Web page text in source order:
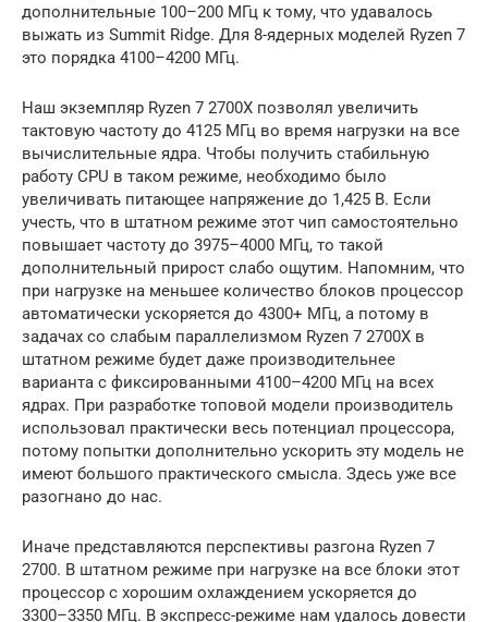
дополнительные 100–200 МГц к тому, что удавалось
выжать из Summit Ridge. Для 8-ядерных моделей Ryzen 7
это порядка 4100–4200 МГц.
Наш экземпляр Ryzen 7 2700X позволял увеличить
тактовую частоту до 4125 МГц во время нагрузки на все
вычислительные ядра. Чтобы получить стабильную
работу CPU в таком режиме, необходимо было
увеличивать питающее напряжение до 1,425 В. Если
учесть, что в штатном режиме этот чип самостоятельно
повышает частоту до 3975–4000 МГц, то такой
дополнительный прирост слабо ощутим. Напомним, что
при нагрузке на меньшее количество блоков процессор
автоматически ускоряется до 4300+ МГц, а потому в
задачах со слабым параллелизмом Ryzen 7 2700X в
штатном режиме будет даже производительнее
варианта с фиксированными 4100–4200 МГц на всех
ядрах. При разработке топовой модели производитель
использовал практически весь потенциал процессора,
потому попытки дополнительно ускорить эту модель не
имеют большого практического смысла. Здесь уже все
разогнано до нас.
Иначе представляются перспективы разгона Ryzen 7
2700. В штатном режиме при нагрузке на все блоки этот
процессор с хорошим охлаждением ускоряется до
3300–3350 МГц. В экспресс-режиме нам удалось довести